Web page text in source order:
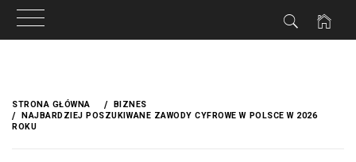
treściSTRONA GŁÓWNA
BIZNES
NAJBARDZIEJ POSZUKIWANE ZAWODY CYFROWE W POLSCE W 2026
ROKU